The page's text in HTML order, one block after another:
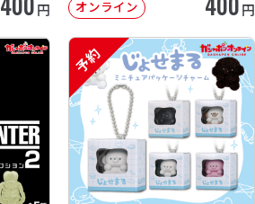
円 オンライン 円
予約